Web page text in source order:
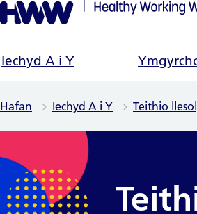
Iechyd A i Y
Hafan Iechyd A i Y Teithio